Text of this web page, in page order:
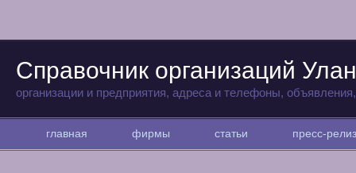
Справочник организаций
организации и предприятия, адреса и телефоны,
главная фирмы статьи пресс-